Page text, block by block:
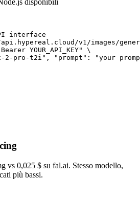
interface
v1/images/
YOUR_API_KEY" \
2-pro-t2i", "prompt": "your
vs 0,025 $ su fal.ai. Stesso modello,
più bassi.